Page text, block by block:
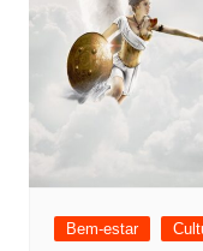
Bem-estar